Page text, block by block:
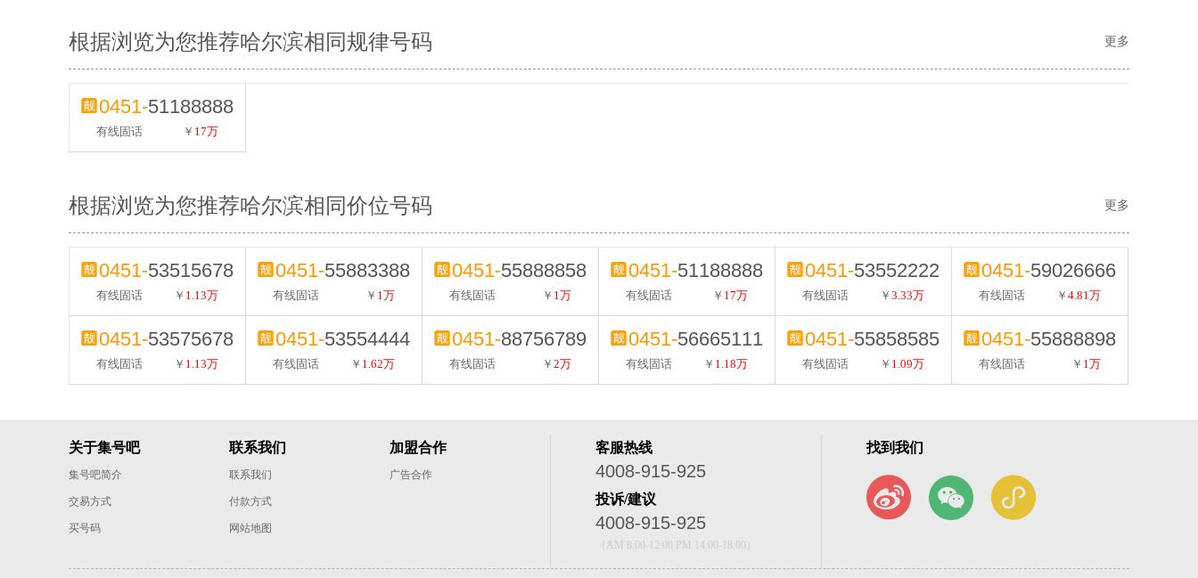
更多
根据浏览为您推荐哈尔滨相同规律号码
0451-51188888
有线固话 ￥ 17万
更多
根据浏览为您推荐哈尔滨相同价位号码
0451-53515678
有线固话 ￥ 1.13万
0451-55883388
有线固话 ￥ 1万
0451-55888858
有线固话 ￥ 1万
0451-51188888
有线固话 ￥ 17万
0451-53552222
有线固话 ￥3.33万
0451-59026666
有线固话 ￥4.81万
0451-53575678
有线固话 ￥ 1.13万
0451-53554444
有线固话 ￥ 1.62万
0451-88756789
有线固话 ￥2万
0451-56665111
有线固话 ￥ 1.18万
0451-55858585
有线固话 ￥ 1.09万
0451-55888898
有线固话 ￥ 1万
关于集号吧
集号吧简介
交易方式
买号码
联系我们
联系我们
付款方式
网站地图
加盟合作
广告合作
客服热线
4008-915-925
投诉/建议
4008-915-925
（AM 8:00-12:00 PM 14:00-18:00）
找到我们